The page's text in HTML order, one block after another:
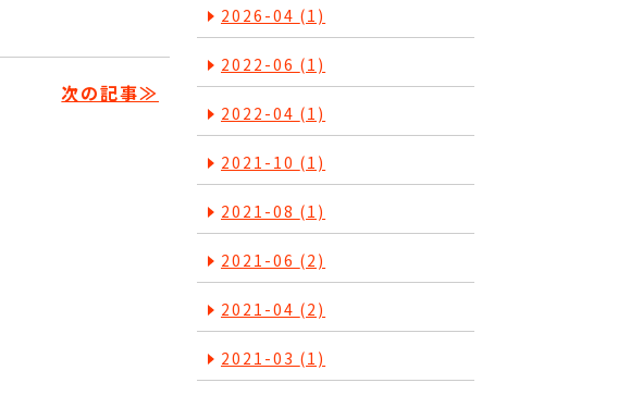
次の記事≫
2026-04 (1)
2022-06 (1)
2022-04 (1)
2021-10 (1)
2021-08 (1)
2021-06 (2)
2021-04 (2)
2021-03 (1)